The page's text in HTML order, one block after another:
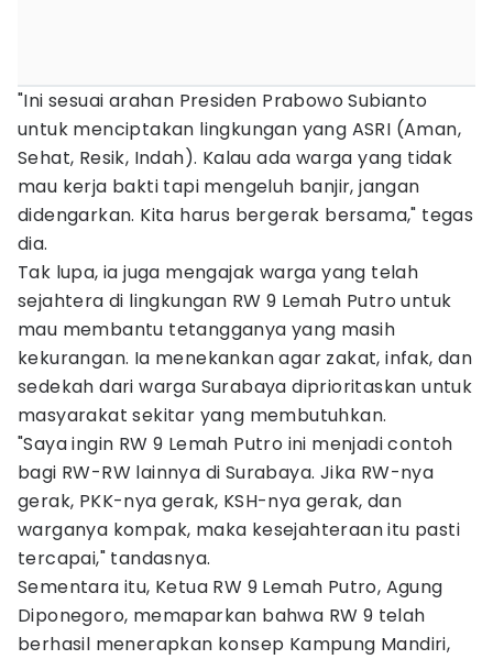
"Ini sesuai arahan Presiden Prabowo Subianto
untuk menciptakan lingkungan yang ASRI (Aman,
Sehat, Resik, Indah). Kalau ada warga yang tidak
mau kerja bakti tapi mengeluh banjir, jangan
didengarkan. Kita harus bergerak bersama," tegas
dia.
Tak lupa, ia juga mengajak warga yang telah
sejahtera di lingkungan RW 9 Lemah Putro untuk
mau membantu tetangganya yang masih
kekurangan. Ia menekankan agar zakat, infak, dan
sedekah dari warga Surabaya diprioritaskan untuk
masyarakat sekitar yang membutuhkan.
"Saya ingin RW 9 Lemah Putro ini menjadi contoh
bagi RW-RW lainnya di Surabaya. Jika RW-nya
gerak, PKK-nya gerak, KSH-nya gerak, dan
warganya kompak, maka kesejahteraan itu pasti
tercapai," tandasnya.
Sementara itu, Ketua RW 9 Lemah Putro, Agung
Diponegoro, memaparkan bahwa RW 9 telah
berhasil menerapkan konsep Kampung Mandiri,